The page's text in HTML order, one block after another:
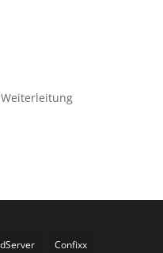
Confixx